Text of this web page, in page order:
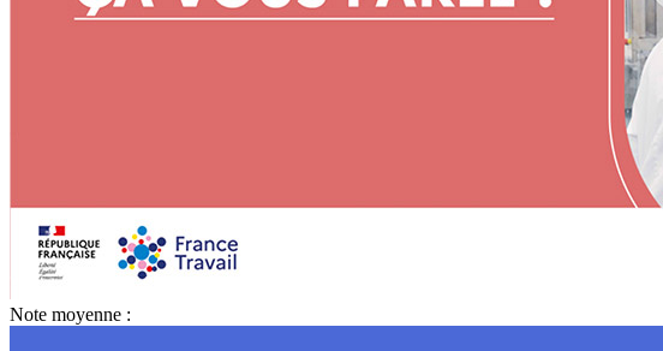
Note moyenne :